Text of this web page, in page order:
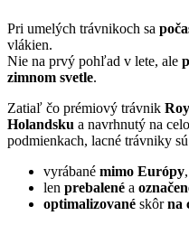
Pri umelých trávnikoch sa
vlákien.
Nie na prvý pohľad v lete, ale
zimnom svetle.
Zatiaľ čo prémiový trávnik
Holandsku a navrhnutý na
podmienkach, lacné trávniky sú
vyrábané mimo Európy,
len prebalené a
optimalizované skôrna